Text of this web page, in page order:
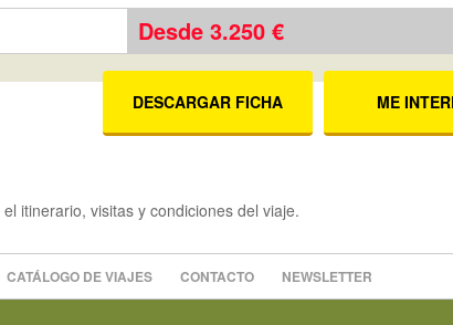
Desde 3.250 €
ME
DESCARGAR FICHA
itinerario, visitas y condiciones del viaje.
CATÁLOGO DE VIAJES CONTACTO NEWSLETTER